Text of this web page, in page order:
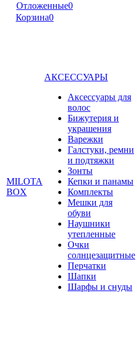
Отложенные0
Корзина0
MILOTA
BOX
АКСЕССУАРЫ
Аксессуары для
волос
Бижутерия и
украшения
Варежки
Галстуки, ремни
и подтяжки
Зонты
Кепки и панамы
Комплекты
Мешки для
обуви
Наушники
утепленные
Очки
солнцезащитные
Перчатки
Шапки
Шарфы и снуды